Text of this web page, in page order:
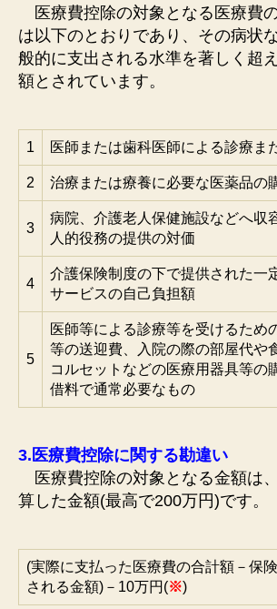
医療費控除の対象となる医療費
は以下のとおりであり、その病状
般的に支出される水準を著しく超
額とされています。
1 医師または歯科医師による診療ま
2 治療または療養に必要な医薬品の
3
病院、介護老人保健施設などへ収
人的役務の提供の対価
4
介護保険制度の下で提供された一
サービスの自己負担額
5
医師等による診療等を受けるため
等の送迎費、入院の際の部屋代や
コルセットなどの医療用器具等の
借料で通常必要なもの
3.医療費控除に関する勘違い
医療費控除の対象となる金額は
算した金額(最高で200万円)です。
(実際に支払った医療費の合計額－保
される金額)－10万円(※)